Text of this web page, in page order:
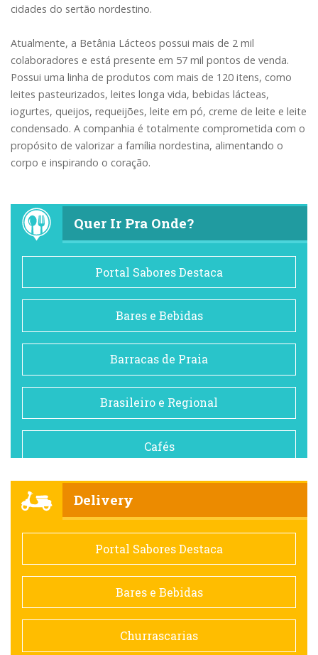
cidades do sertão nordestino.
Atualmente, a Betânia Lácteos possui mais de 2 mil
colaboradores e está presente em 57 mil pontos de venda.
Possui uma linha de produtos com mais de 120 itens, como
leites pasteurizados, leites longa vida, bebidas lácteas,
iogurtes, queijos, requeijões, leite em pó, creme de leite e leite
condensado. A companhia é totalmente comprometida com o
propósito de valorizar a família nordestina, alimentando o
corpo e inspirando o coração.
Quer Ir Pra Onde?
Portal Sabores Destaca
Bares e Bebidas
Barracas de Praia
Brasileiro e Regional
Cafés
Comida saudável
Contemporânea
Doceria
Delivery
Portal Sabores Destaca
Bares e Bebidas
Churrascarias